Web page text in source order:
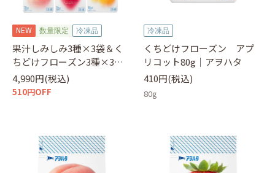
NEW 数量限定 冷凍品
果汁しみしみ3種×3袋＆く
ちどけフローズン3種×3袋
フローズンアソートセット
4,990円(税込)
510円OFF
冷凍品
くちどけフローズン アプ
リコット80g｜アヲハタ
410円(税込)
80g